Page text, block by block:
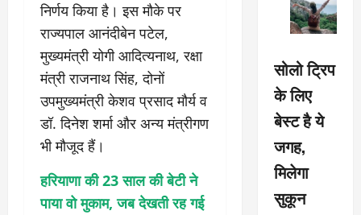
निर्णय किया है। इस मौके पर
राज्यपाल आनंदीबेन पटेल,
मुख्यमंत्री योगी आदित्यनाथ, रक्षा
मंत्री राजनाथ सिंह, दोनों
उपमुख्यमंत्री केशव प्रसाद मौर्य व
डॉ. दिनेश शर्मा और अन्य मंत्रीगण
भी मौजूद हैं।
हरियाणा की 23 साल की बेटी ने
पाया वो मुकाम, जब देखती रह गई
सोलो ट्रिप
के लिए
बेस्ट है ये
जगह,
मिलेगा
सुकून